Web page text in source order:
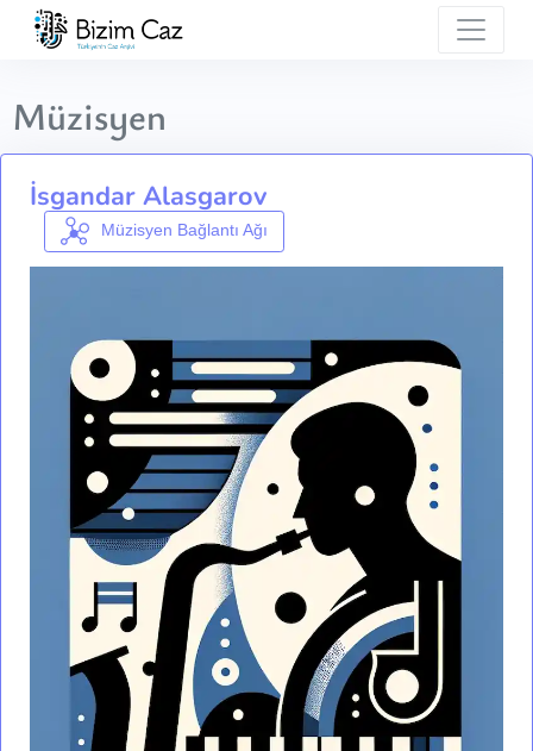
Müzisyen
İsgandar Alasgarov
Müzisyen Bağlantı Ağı